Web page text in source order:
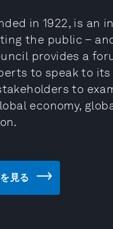
in 1922, is an
the public –
provides a
to speak to
to
economy,
見る